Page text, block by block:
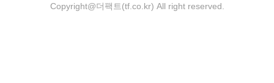
Copyright@더팩트(tf.co.kr) All right reserved.